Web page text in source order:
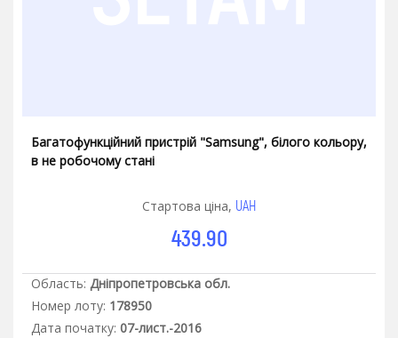
Багатофункційний пристрій "Samsung", білого кольору,
в не робочому стані
Стартова ціна, UAH
439.90
Область: Дніпропетровська обл.
Номер лоту: 178950
Дата початку: 07-лист.-2016